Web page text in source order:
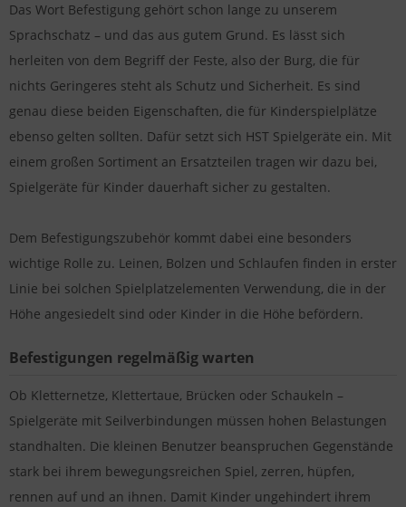
Das Wort Befestigung gehört schon lange zu unserem
Sprachschatz – und das aus gutem Grund. Es lässt sich
herleiten von dem Begriff der Feste, also der Burg, die für
nichts Geringeres steht als Schutz und Sicherheit. Es sind
genau diese beiden Eigenschaften, die für Kinderspielplätze
ebenso gelten sollten. Dafür setzt sich HST Spielgeräte ein. Mit
einem großen Sortiment an Ersatzteilen tragen wir dazu bei,
Spielgeräte für Kinder dauerhaft sicher zu gestalten.
Dem Befestigungszubehör kommt dabei eine besonders
wichtige Rolle zu. Leinen, Bolzen und Schlaufen finden in erster
Linie bei solchen Spielplatzelementen Verwendung, die in der
Höhe angesiedelt sind oder Kinder in die Höhe befördern.
Befestigungen regelmäßig warten
Ob Kletternetze, Klettertaue, Brücken oder Schaukeln –
Spielgeräte mit Seilverbindungen müssen hohen Belastungen
standhalten. Die kleinen Benutzer beanspruchen Gegenstände
stark bei ihrem bewegungsreichen Spiel, zerren, hüpfen,
rennen auf und an ihnen. Damit Kinder ungehindert ihrem